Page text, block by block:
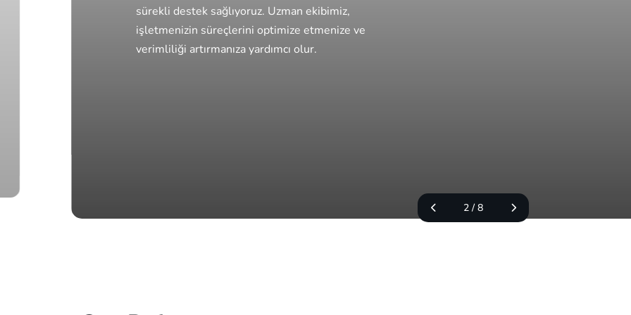
Fintech & Payment Solutions Sanallaştırma
VMware, Proxmox, Hyper-V platformları ile
sanal makine havuzları ve canlı taşınma (live
sürekli destek sağlıyoruz. Uzman ekibimiz,
işletmenizin süreçlerini optimize etmenize ve
verimliliği artırmanıza yardımcı olur.
2 / 8